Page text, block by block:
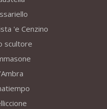
'e Cenzino
scultore